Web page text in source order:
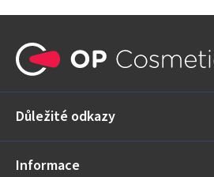
a
í
Důležité odkazy
Informace